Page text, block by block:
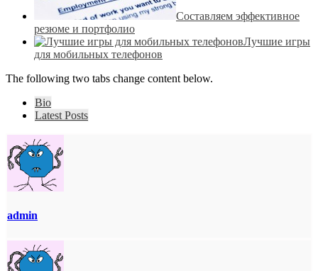
Составляем эффективное
резюме и портфолио
Лучшие игры
для мобильных телефонов
The following two tabs change content below.
Bio
Latest Posts
admin